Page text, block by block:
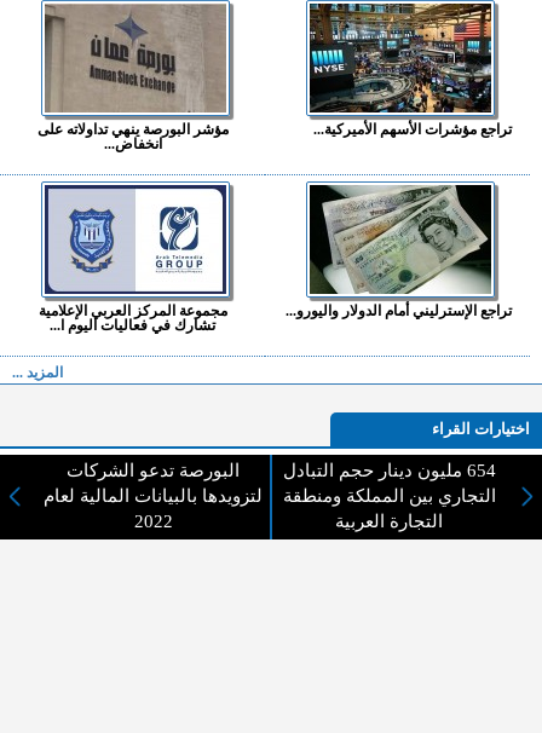
تراجع مؤشرات الأسهم الأميركية...
مؤشر البورصة ينهي تداولاته على
انخفاض...
تراجع الإسترليني أمام الدولار واليورو...
مجموعة المركز العربي الإعلامية
تشارك في فعاليات اليوم ا...
المزيد ...
اختيارات القراء
لا يوجد مقالات
654 مليون دينار حجم التبادل
التجاري بين المملكة ومنطقة
التجارة العربية
البورصة تدعو الشركات
لتزويدها بالبيانات المالية لعام
2022